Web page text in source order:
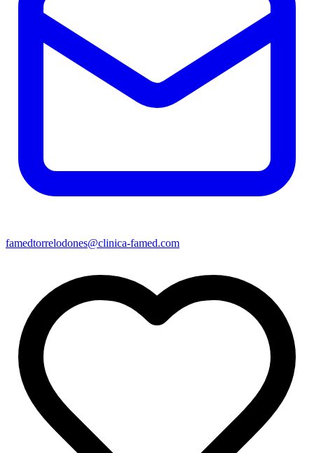
famedtorrelodones@clinica-famed.com